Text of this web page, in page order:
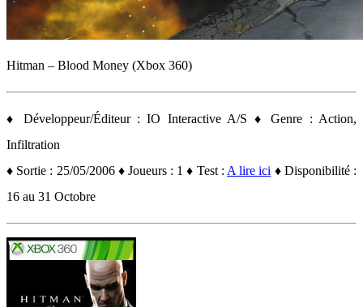
Hitman – Blood Money (Xbox 360)
♦ Développeur/Éditeur : IO Interactive A/S ♦ Genre : Action,
Infiltration
♦ Sortie : 25/05/2006 ♦ Joueurs : 1 ♦ Test : A lire ici ♦ Disponibilité :
16 au 31 Octobre